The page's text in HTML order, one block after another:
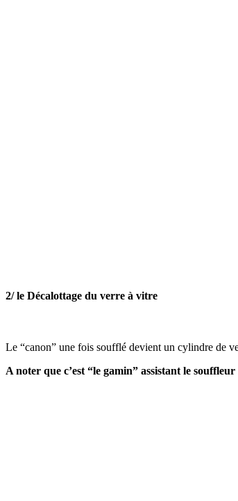
2/ le Décalottage du verre à vitre
Le “canon” une fois soufflé devient un cylindre de
A noter que c’est “le gamin” assistant le